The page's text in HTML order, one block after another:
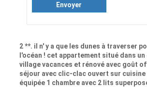
Envoyer
2 **. il n' y a que les dunes à traverser
l'océan ! cet appartement situé dans
village vacances et rénové avec goût
séjour avec clic-clac ouvert sur cuisine
équipée 1 chambre avec 2 lits